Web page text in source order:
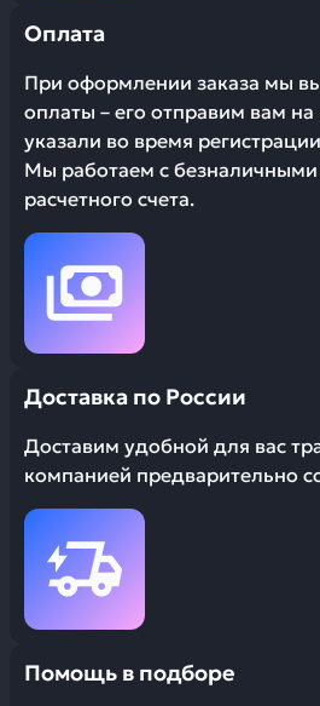
Оплата
При оформлении заказа мы
оплаты – его отправим вам
указали во время
Мы работаем с
расчетного счета.
Доставка по России
Доставим удобной для вас
компанией предварительно
Помощь в подборе